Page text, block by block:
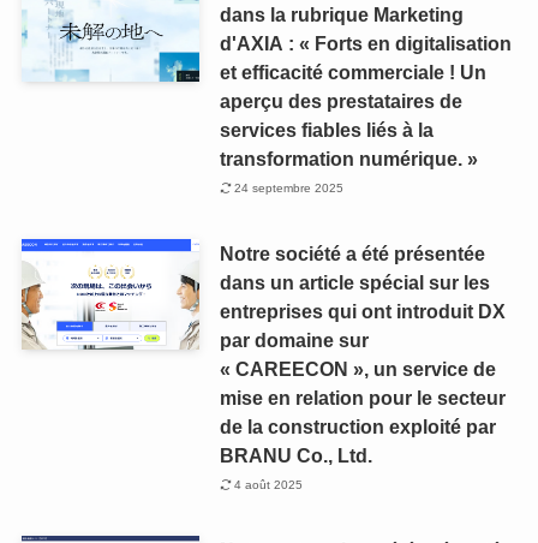
dans la rubrique Marketing
d'AXIA : « Forts en digitalisation
et efficacité commerciale ! Un
aperçu des prestataires de
services fiables liés à la
transformation numérique. »
24 septembre 2025
Notre société a été présentée
dans un article spécial sur les
entreprises qui ont introduit DX
par domaine sur
« CAREECON », un service de
mise en relation pour le secteur
de la construction exploité par
BRANU Co., Ltd.
4 août 2025